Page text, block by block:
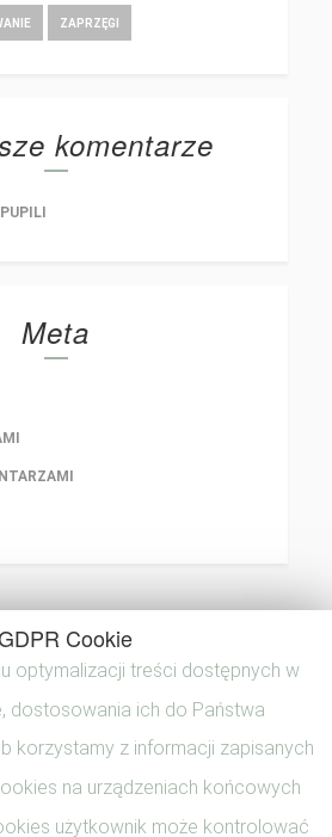
ZAPRZĘGI
komentarze
Meta
Cookie
optymalizacji treści dostępnych w
dostosowania ich do Państwa
korzystamy z informacji zapisanych
na urządzeniach końcowych
użytkownik może kontrolować